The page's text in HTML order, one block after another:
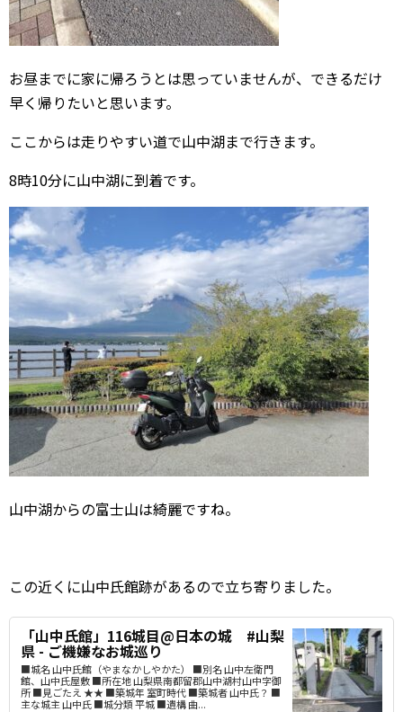
お昼までに家に帰ろうとは思っていませんが、できるだけ
早く帰りたいと思います。
ここからは走りやすい道で山中湖まで行きます。
8時10分に山中湖に到着です。
山中湖からの富士山は綺麗ですね。
この近くに山中氏館跡があるので立ち寄りました。
「山中氏館」116城目@日本の城 #山梨
県 - ご機嫌なお城巡り
■城名 山中氏館（やまなかしやかた） ■別名 山中左衛門
館、山中氏屋敷 ■所在地 山梨県南都留郡山中湖村山中字御
所 ■見ごたえ ★★ ■築城年 室町時代 ■築城者 山中氏？ ■
主な城主 山中氏 ■城分類 平城 ■遺構 曲...